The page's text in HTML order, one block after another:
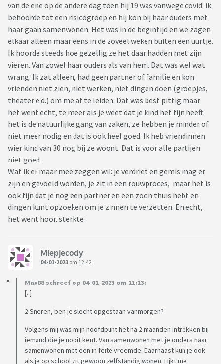
van de ene op de andere dag toen hij 19 was vanwege covid: ik
behoorde tot een risicogroep en hij kon bij haar ouders met
haar gaan samenwonen. Het was in de begintijd en we zagen
elkaar alleen maar eens in de zoveel weken buiten een uurtje.
Ik hoorde steeds hoe gezellig ze het daar hadden met zijn
vieren. Van zowel haar ouders als van hem. Dat was wel wat
wrang. Ik zat alleen, had geen partner of familie en kon
vrienden niet zien, niet werken, niet dingen doen (groepjes,
theater e.d.) om me af te leiden. Dat was best pittig maar
het went echt, te meer als je weet dat je kind het fijn heeft.
het is de natuurlijke gang van zaken, ze hebben je minder of
niet meer nodig en dat is ook heel goed. Ik heb vriendinnen
wier kind van 30 nog bij ze woont. Dat is voor alle partijen
niet goed.
Wat ik er maar mee zeggen wil: je verdriet en gemis mag er
zijn en gevoeld worden, je zit in een rouwproces, maar het is
ook fijn dat je nog een partner en een zoon thuis hebt en
dingen kunt opzoeken om je zinnen te verzetten. En echt,
het went hoor. sterkte
Miepjecody
04-01-2023 om 12:42
Max88 schreef op 04-01-2023 om 11:13:
[..]
2 Sneren, ben je slecht opgestaan vanmorgen?
Volgens mij was mijn hoofdpunt het na 2 maanden intrekken bij
iemand die je nooit kent. Van samenwonen met je ouders naar
samenwonen met een in feite vreemde. Daarnaast kun je ook
als je op school zit gewoon zelfstandig wonen. Lijkt me